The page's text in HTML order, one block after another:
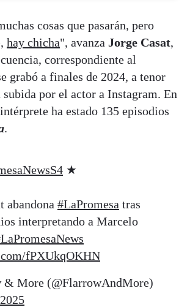
cosas que pasarán, pero
hay chicha", avanza Jorge Casat,
correspondiente al
grabó a finales de 2024, a tenor
subida por el actor a Instagram. En
ha estado 135 episodios
.
★
abandona #LaPromesa tras
interpretando a Marcelo
fPXUkqOKHN
More (@FlarrowAndMore)